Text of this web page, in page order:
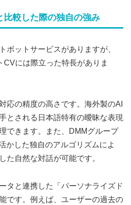
比較した際の独自の強み
ボットサービスがありますが、
CVには際立った特長がありま
応の精度の高さです。海外製のAI
とされる日本語特有の曖昧な表現
できます。また、DMMグループ
かした独自のアルゴリズムによ
た自然な対話が可能です。
タと連携した「パーソナライズド
です。例えば、ユーザーの過去の